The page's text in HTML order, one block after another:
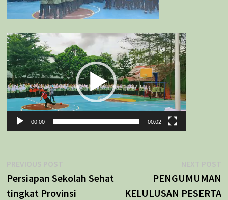
Pemutar
Video
00:00 00:02
Navigasi
pos
PREVIOUS POSTPrevious
post:
Persiapan Sekolah Sehat
tingkat Provinsi
NEXT POST
PENGUMUMAN
KELULUSAN PESERTA